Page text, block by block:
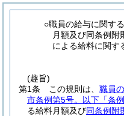
○職員の給与に関す
月額及び同条例附
による給料に関す
(趣旨)
第1条
この規則は、 職員
市条例第5号。以下「条
る給料月額及び同条例附